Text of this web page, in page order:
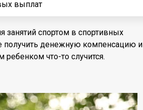
выплат
занятий спортом в спортивных
получить денежную компенсацию и
что-то случится.